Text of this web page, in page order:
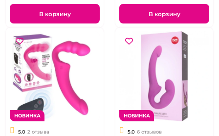
В корзину В корзину
НОВИНКА
5.0 2 отзыва
НОВИНКА
5.0 6 отзывов